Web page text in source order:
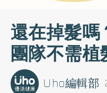
還在掉髮
團隊不需植
Uho編輯部